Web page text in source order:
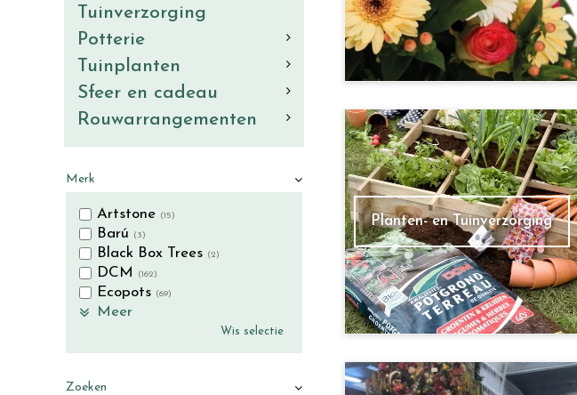
Planten- en Tuinverzorging
Tuinverzorging
Potterie
Tuinplanten
Sfeer en cadeau
Rouwarrangementen
Merk
Artstone (15)
Barú (3)
Black Box Trees (2)
DCM (162)
Ecopots (69)
Meer
Wis selectie
Zoeken